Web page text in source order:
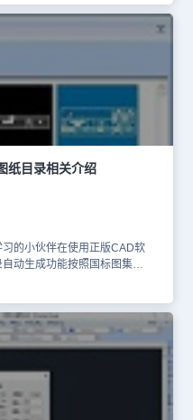
首先打开浩辰CAD建筑软件；
筑设计→文件布图→图纸目录
当前工程的图纸集中搜索图
到)，范围包括图纸空间和模
个图纸空间布局，各包括一张
空间中没有找到图纸，后面的
纸数，本命令生成的目录自动
。用户接着可单击“选择文
选择进来，下图所示为已经选
计有 8 张图纸的情况；单击
格。图纸名称列的文字如果有
软件——浩辰CAD建筑软
的小伙伴可以参考本篇CAD
多相关CAD教程可以持续关注
纸目录相关介绍
的小伙伴在使用正版CAD软
动生成功能按照国标图集
学入门教程吧！CAD图纸目
建筑软件；2、找到菜单位
图纸目录(TZML)；CAD图纸
勾选表示在已经选择的图形文
则 表示只保留图纸空间图
择的图形文件中包括图纸空间
空间图框。从表格库：从